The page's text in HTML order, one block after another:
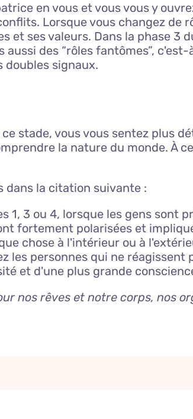
en vous et vous vous y
Lorsque vous changez de
et ses valeurs. Dans la phase 3
des “rôles fantômes”,
doubles signaux.
stade, vous vous sentez plus
la nature du monde. À
dans la citation suivante :
3 ou 4, lorsque les gens sont
fortement polarisées et
chose à l'intérieur ou à
les personnes qui ne
et d'une plus grande conscience
nos rêves et notre corps, nos